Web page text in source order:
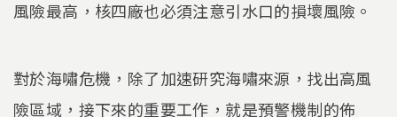
風險最高，核四廠也必須注意引水口的損壞風險。
對於海嘯危機，除了加速研究海嘯來源，找出高風
險區域，接下來的重要工作，就是預警機制的佈